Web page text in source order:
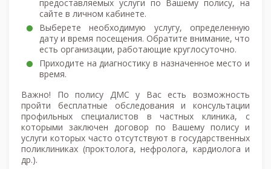
предоставляемых услуги по Вашему полису, на
сайте в личном кабинете.
Выберете необходимую услугу, определенную
дату и время посещения. Обратите внимание, что
есть организации, работающие круглосуточно.
Приходите на диагностику в назначенное место и
время.
Важно! По полису ДМС у Вас есть возможность
пройти бесплатные обследования и консультации
профильных специалистов в частных клиника, с
которыми заключен договор по Вашему полису и
услуги которых часто отсутствуют в государственных
поликлиниках (проктолога, нефролога, кардиолога и
др.).